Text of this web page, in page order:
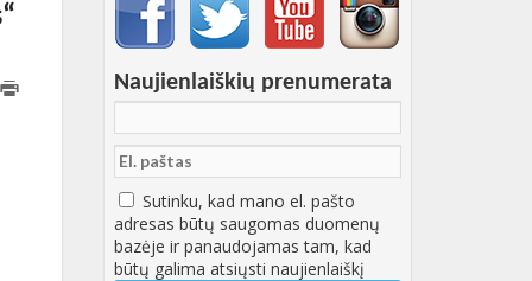
Naujienlaiškių prenumerata
Sutinku, kad mano el. pašto
adresas būtų saugomas duomenų
bazėje ir panaudojamas tam, kad
būtų galima atsiųsti naujienlaiškį